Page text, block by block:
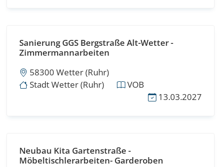
Sanierung GGS Bergstraße Alt-Wetter -
Zimmermannarbeiten
58300 Wetter (Ruhr)
Stadt Wetter (Ruhr)
VOB
13.03.2027
Neubau Kita Gartenstraße -
Möbeltischlerarbeiten- Garderoben